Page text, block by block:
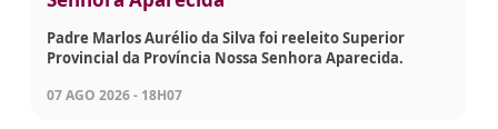
Padre Marlos Aurélio da Silva foi reeleito Superior
Provincial da Província Nossa Senhora Aparecida.
07 AGO 2026 - 18H07